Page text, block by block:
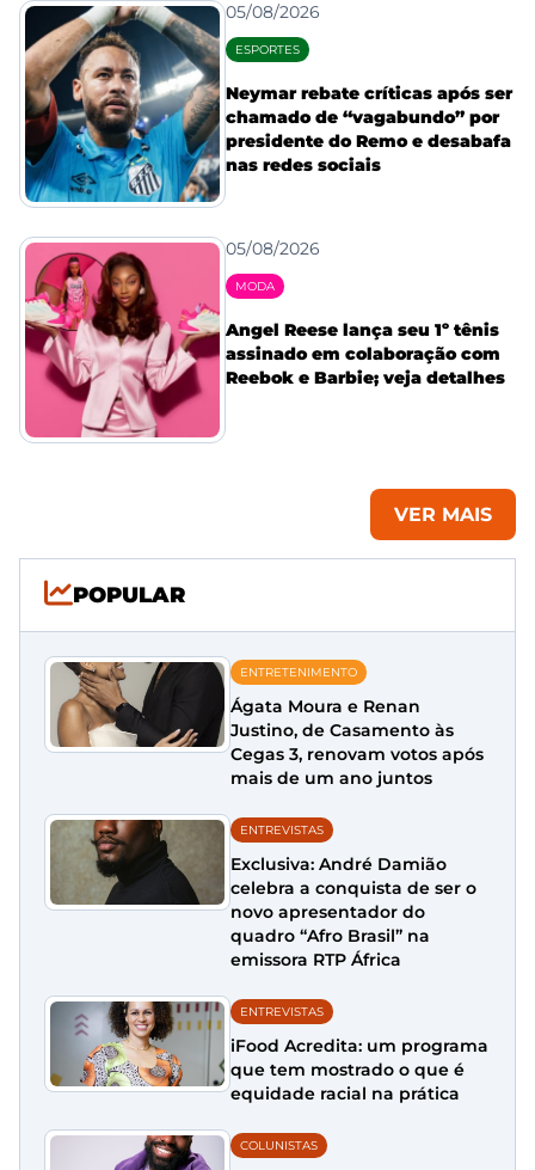
05/08/2026
ESPORTES
Neymar rebate críticas após ser
chamado de “vagabundo” por
presidente do Remo e desabafa
nas redes sociais
05/08/2026
MODA
Angel Reese lança seu 1º tênis
assinado em colaboração com
Reebok e Barbie; veja detalhes
VER MAIS
POPULAR
ENTRETENIMENTO
Ágata Moura e Renan
Justino, de Casamento às
Cegas 3, renovam votos após
mais de um ano juntos
ENTREVISTAS
Exclusiva: André Damião
celebra a conquista de ser o
novo apresentador do
quadro “Afro Brasil” na
emissora RTP África
ENTREVISTAS
iFood Acredita: um programa
que tem mostrado o que é
equidade racial na prática
COLUNISTAS